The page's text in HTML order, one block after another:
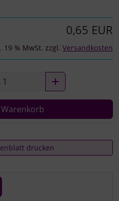
0,65 EUR
19 % MwSt. zzgl. Versandkosten
drucken